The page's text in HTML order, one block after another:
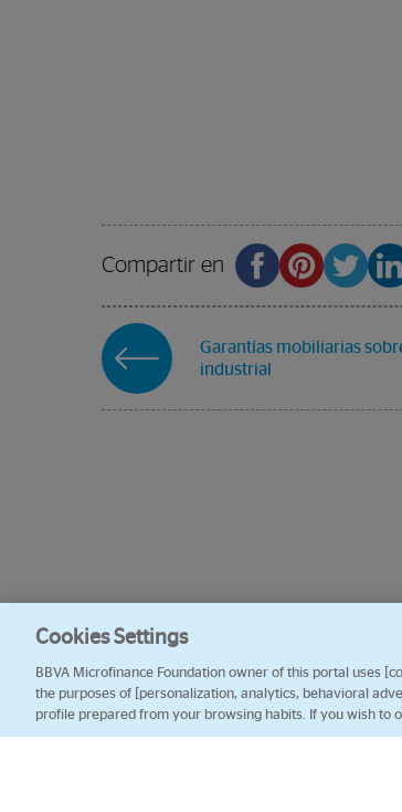
Compartir en
Garantías mobiliarias
industrial
Cookies Settings
BBVA Microfinance Foundation owner of this portal uses
the purposes of [personalization, analytics, behavioral
profile prepared from your browsing habits. If you wish to